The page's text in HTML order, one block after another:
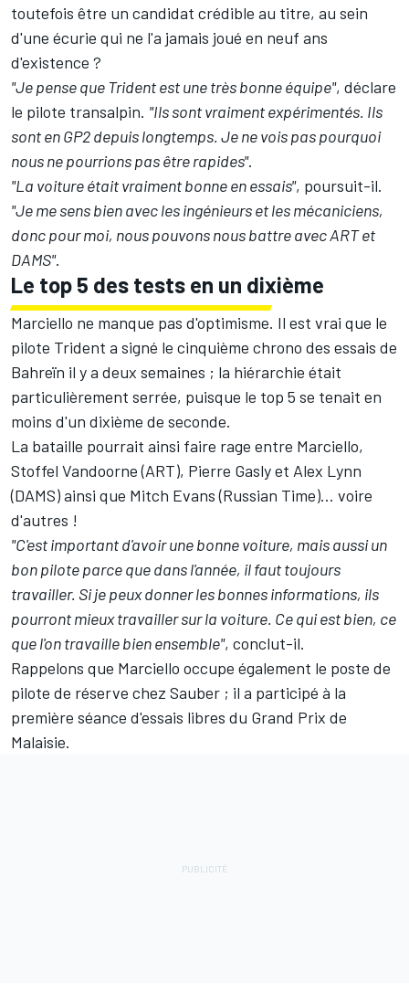
toutefois être un candidat crédible au titre, au sein
d'une écurie qui ne l'a jamais joué en neuf ans
d'existence ?
"Je pense que Trident est une très bonne équipe", déclare
le pilote transalpin. "Ils sont vraiment expérimentés. Ils
sont en GP2 depuis longtemps. Je ne vois pas pourquoi
nous ne pourrions pas être rapides".
"La voiture était vraiment bonne en essais", poursuit-il.
"Je me sens bien avec les ingénieurs et les mécaniciens,
donc pour moi, nous pouvons nous battre avec ART et
DAMS".
Le top 5 des tests en un dixième
Marciello ne manque pas d'optimisme. Il est vrai que le
pilote Trident a signé le cinquième chrono des essais de
Bahreïn il y a deux semaines ; la hiérarchie était
particulièrement serrée, puisque le top 5 se tenait en
moins d'un dixième de seconde.
La bataille pourrait ainsi faire rage entre Marciello,
Stoffel Vandoorne (ART), Pierre Gasly et Alex Lynn
(DAMS) ainsi que Mitch Evans (Russian Time)... voire
d'autres !
"C'est important d'avoir une bonne voiture, mais aussi un
bon pilote parce que dans l'année, il faut toujours
travailler. Si je peux donner les bonnes informations, ils
pourront mieux travailler sur la voiture. Ce qui est bien, ce
que l'on travaille bien ensemble", conclut-il.
Rappelons que Marciello occupe également le poste de
pilote de réserve chez Sauber ; il a participé à la
première séance d'essais libres du Grand Prix de
Malaisie.